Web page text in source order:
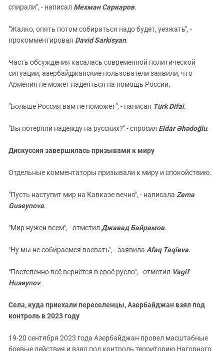
спирали", - написал Мехман Саркаров.
"Жалко, опять потом собираться надо будет, уезжать", -
прокомментировал David Sarkisyan.
Часть обсуждения касалась современной политической
ситуации, азербайджанские пользователи заявили, что
Армения не может надеяться на помощь России.
"Больше Россия вам не поможет", - написал Türk Difai.
"Вы потеряли надежду на русских?" - спросил Eldar Əhədoğlu.
Дискуссия завершилась призывами к миру
Отдельные комментаторы призывали к миру и спокойствию.
"Пусть наступит мир на Кавказе вечно", - написала Zema
Guseynova.
"Мир нужен всем", - отметил Джавад Байрамов.
"Ну мы не собираемся воевать", - заявила Afaq Taqieva.
"Постепенно всё вернётся в своё русло", - отметил Vagif
Huseynov.
Села, куда приехали переселенцы, Азербайджан взял под
контроль в 2023 году
19-20 сентября 2023 года Азербайджан провел масштабные
боевые действия и взял под контроль территорию Нагорного